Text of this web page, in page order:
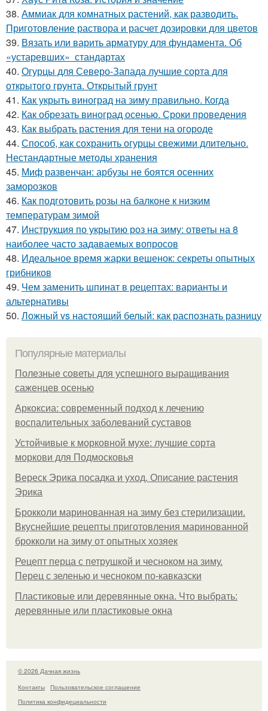
38. Аммиак для комнатных растений, как разводить.
Приготовление раствора и расчет дозировки для цветов
39. Вязать или варить арматуру для фундамента. Об
«устаревших» стандартах
40. Огурцы для Северо-Запада лучшие сорта для
открытого грунта. Открытый грунт
41. Как укрыть виноград на зиму правильно. Когда
42. Как обрезать виноград осенью. Сроки проведения
43. Как выбрать растения для тени на огороде
44. Способ, как сохранить огурцы свежими длительно.
Нестандартные методы хранения
45. Миф развенчан: арбузы не боятся осенних
заморозков
46. Как подготовить розы на балконе к низким
температурам зимой
47. Инструкция по укрытию роз на зиму: ответы на 8
наиболее часто задаваемых вопросов
48. Идеальное время жарки вешенок: секреты опытных
грибников
49. Чем заменить шпинат в рецептах: варианты и
альтернативы
50. Ложный vs настоящий белый: как распознать разницу
Популярные материалы
Полезные советы для успешного выращивания
саженцев осенью
Аркоксиа: современный подход к лечению
воспалительных заболеваний суставов
Устойчивые к морковной мухе: лучшие сорта
моркови для Подмосковья
Вереск Эрика посадка и уход. Описание растения
Эрика
Брокколи маринованная на зиму без стерилизации.
Вкуснейшие рецепты приготовления маринованной
брокколи на зиму от опытных хозяек
Рецепт перца с петрушкой и чесноком на зиму.
Перец с зеленью и чесноком по-кавказски
Пластиковые или деревянные окна. Что выбрать:
деревянные или пластиковые окна
© 2026 Дачная жизнь
Контакты
Пользовательское соглашение
Политика конфидециальности